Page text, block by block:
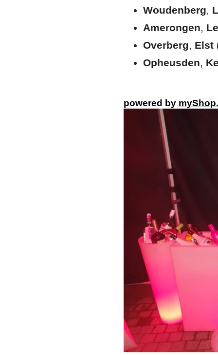
Woudenberg
Amerongen
Overberg
Elst
Opheusden
powered by